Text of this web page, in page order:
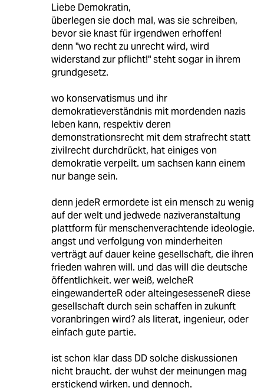
Liebe Demokratin,
überlegen sie doch mal, was sie schreiben,
bevor sie knast für irgendwen erhoffen!
denn "wo recht zu unrecht wird, wird
widerstand zur pflicht!" steht sogar in ihrem
grundgesetz.
wo konservatismus und ihr
demokratieverständnis mit mordenden nazis
leben kann, respektiv deren
demonstrationsrecht mit dem strafrecht statt
zivilrecht durchdrückt, hat einiges von
demokratie verpeilt. um sachsen kann einem
nur bange sein.
denn jedeR ermordete ist ein mensch zu wenig
auf der welt und jedwede naziveranstaltung
plattform für menschenverachtende ideologie.
angst und verfolgung von minderheiten
verträgt auf dauer keine gesellschaft, die ihren
frieden wahren will. und das will die deutsche
öffentlichkeit. wer weiß, welcheR
eingewanderteR oder alteingesesseneR diese
gesellschaft durch sein schaffen in zukunft
voranbringen wird? als literat, ingenieur, oder
einfach gute partie.
ist schon klar dass DD solche diskussionen
nicht braucht. der wuhst der meinungen mag
erstickend wirken. und dennoch.